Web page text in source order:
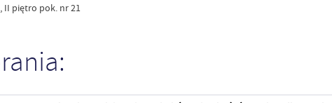
II piętro pok. nr 21